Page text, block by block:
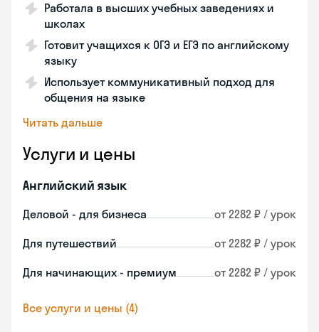
Работала в высших учебных заведениях и
школах
Готовит учащихся к ОГЭ и ЕГЭ по английскому
языку
Использует коммуникативный подход для
общения на языке
Читать дальше
Услуги и цены
Английский язык
Деловой - для бизнеса от 2282 ₽ / урок
Для путешествий от 2282 ₽ / урок
Для начинающих - премиум от 2282 ₽ / урок
Все услуги и цены (4)